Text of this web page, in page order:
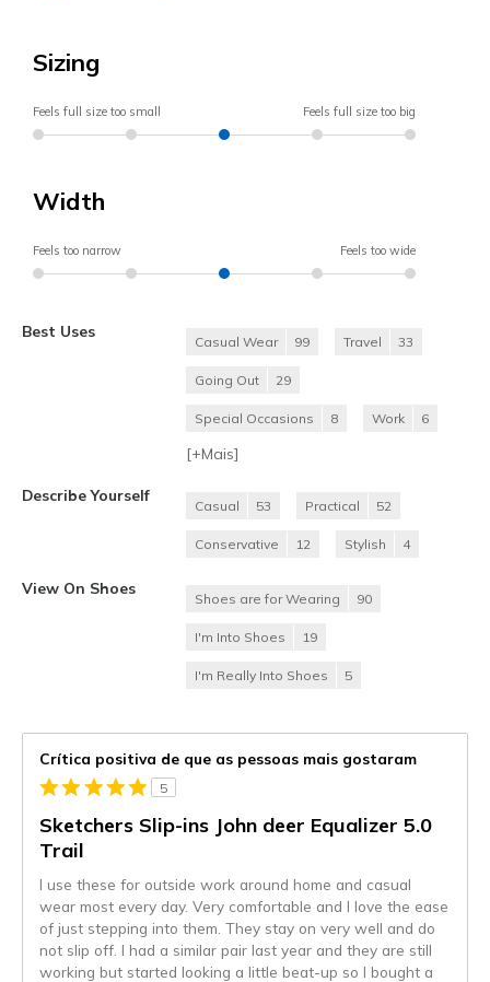
Sizing
Feels full size too small Feels full size too big
Width
Feels too narrow Feels too wide
Best Uses
Casual Wear 99 Travel 33
Going Out 29
Special Occasions 8 Work 6
[+Mais]
Describe Yourself
Casual 53 Practical 52
Conservative 12 Stylish 4
View On Shoes
Shoes are for Wearing 90
I'm Into Shoes 19
I'm Really Into Shoes 5
Crítica positiva de que as pessoas mais gostaram
5
Sketchers Slip-ins John deer Equalizer 5.0
Trail
I use these for outside work around home and casual
wear most every day. Very comfortable and I love the ease
of just stepping into them. They stay on very well and do
not slip off. I had a similar pair last year and they are still
working but started looking a little beat-up so I bought a